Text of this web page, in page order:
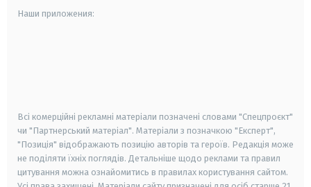
Наши приложения:
Всі комерційні рекламні матеріали позначені словами "Спецпроєкт"
чи "Партнерський матеріал". Матеріали з позначкою "Експерт",
"Позиція" відображають позицію авторів та героїв. Редакція може
не поділяти їхніх поглядів. Детальніше щодо реклами та правил
цитування можна ознайомитись в правилах користування сайтом.